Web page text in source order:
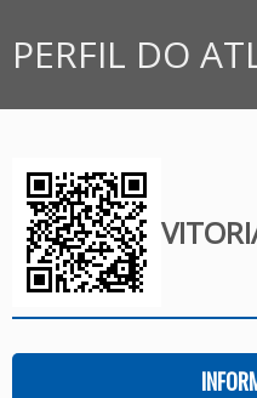
PERFIL DO